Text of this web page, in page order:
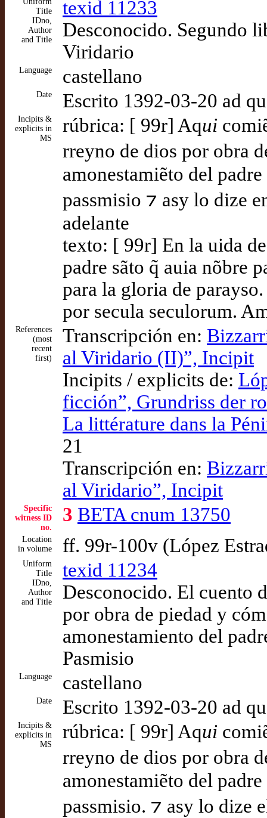
Title
IDno,
Author
and Title
texid 11233
Desconocido. Segundo
Viridario
Language castellano
Date Escrito 1392-03-20 ad
Incipits &
explicits in
MS
rúbrica: [ 99r] Aqui
rreyno de dios por obra
amonestamiẽto del padre
passmisio ⁊ asy lo dize
adelante
texto: [ 99r] En la uida
padre sãto q̃ auia nõbre
para la gloria de
por secula seculorum.
References
(most
recent
first)
Transcripción en:
al Viridario (II)”, Incipit
Incipits / explicits de:
ficción”, Grundriss der
La littérature dans la
21
Transcripción en:
al Viridario”, Incipit
Specific
witness ID
no.
3 BETA cnum 13750
Location
in volume
ff. 99r-100v (López
Uniform
Title
IDno,
Author
and Title
texid 11234
Desconocido. El cuento
por obra de piedad y
amonestamiento del
Pasmisio
Language castellano
Date Escrito 1392-03-20 ad
Incipits &
explicits in
MS
rúbrica: [ 99r] Aqui
rreyno de dios por obra
amonestamiẽto del padre
passmisio. ⁊ asy lo dize